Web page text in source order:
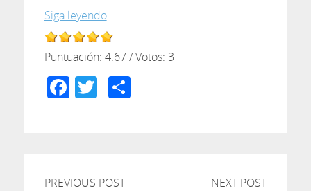
Siga leyendo
Puntuación: 4.67/ Votos: 3
Facebook
TwitterCompartir
PREVIOUS POST
NEXT POST